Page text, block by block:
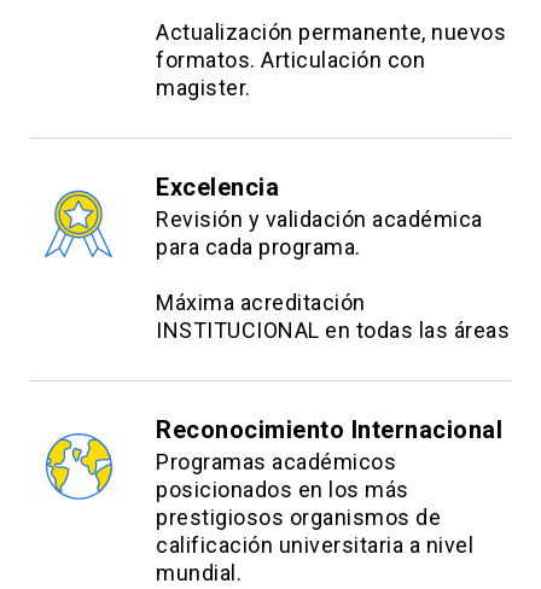
Actualización permanente, nuevos
formatos. Articulación con
magister.
Excelencia
Revisión y validación académica
para cada programa.
Máxima acreditación
INSTITUCIONAL en todas las áreas
Reconocimiento Internacional
Programas académicos
posicionados en los más
prestigiosos organismos de
calificación universitaria a nivel
mundial.